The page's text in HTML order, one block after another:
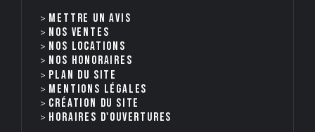
Mettre un avis
Nos ventes
nos locations
Nos honoraires
Plan du site
Mentions légales
Création du site
Horaires d'ouvertures